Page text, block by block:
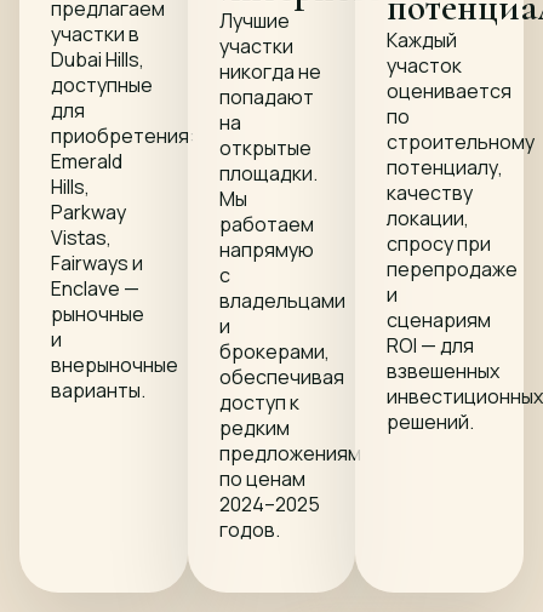
предлагаем
участки в
Dubai Hills,
доступные
для
приобретения:
Emerald
Hills,
Parkway
Vistas,
Fairways и
Enclave —
рыночные
и
внерыночные
варианты.
Лучшие
участки
никогда не
попадают
на
открытые
площадки.
Мы
работаем
напрямую
с
владельцами
и
брокерами,
обеспечивая
доступ к
редким
предложениям
по ценам
2024–2025
годов.
Каждый
участок
оценивается
по
строительному
потенциалу,
качеству
локации,
спросу при
перепродаже
и
сценариям
ROI — для
взвешенных
инвестиционных
решений.